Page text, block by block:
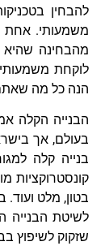
להבחין
משמעותי. אחת
מהבחינה שהיא
לוקחת
הנה כל מה
הבנייה הקלה
בעולם, אך
בנייה קלה
קונסטרוקציות
בטון, מלט ועוד.
לשיטת הבנייה
שזקוק לשיפוץ